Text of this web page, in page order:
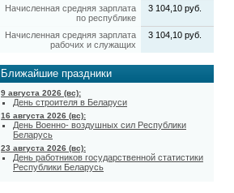
Начисленная средняя зарплата
по республике
3 104,10 руб.
Начисленная средняя зарплата
рабочих и служащих
3 104,10 руб.
Ближайшие праздники
9 августа 2026 (вс):
День строителя в Беларуси
16 августа 2026 (вс):
День Военно- воздушных сил Республики
Беларусь
23 августа 2026 (вс):
День работников государственной статистики
Республики Беларусь